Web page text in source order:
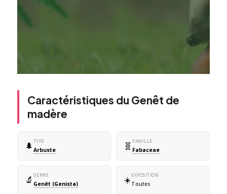
Caractéristiques du Genêt de
madère
🌲 TYPE
Arbuste 🧬 FAMILLE
Fabaceae
🔬 GENRE
Genêt (Genista) ☀️EXPOSITION
Toutes